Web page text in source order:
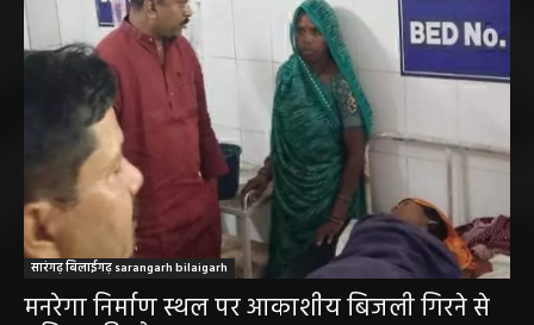
सारंगढ़ बिलाईगढ़ sarangarh bilaigarh
मनरेगा निर्माण स्थल पर आकाशीय बिजली गिरने से